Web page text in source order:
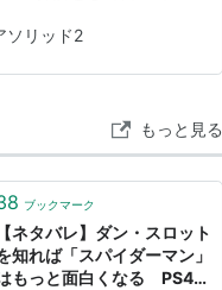
ェルに
有史以来最悪の
ーリーを進めるステル
ソリッド2
もっと見る
ブックマーク
【ネタバレ】ダン・スロット
知れば「スパイダーマン」
もっと面白くなる PS4ス